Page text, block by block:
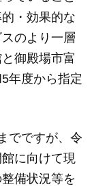
・効果的な
のより一層
御殿場市富
年度から指定
でですが、令
に向けて現
備状況等を